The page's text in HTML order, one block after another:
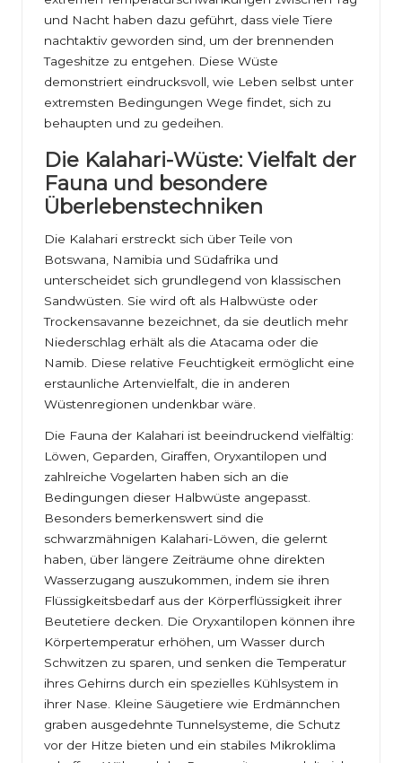
und Nacht haben dazu geführt, dass viele Tiere
nachtaktiv geworden sind, um der brennenden
Tageshitze zu entgehen. Diese Wüste
demonstriert eindrucksvoll, wie Leben selbst unter
extremsten Bedingungen Wege findet, sich zu
behaupten und zu gedeihen.
Die Kalahari-Wüste: Vielfalt der
Fauna und besondere
Überlebenstechniken
Die Kalahari erstreckt sich über Teile von
Botswana, Namibia und Südafrika und
unterscheidet sich grundlegend von klassischen
Sandwüsten. Sie wird oft als Halbwüste oder
Trockensavanne bezeichnet, da sie deutlich mehr
Niederschlag erhält als die Atacama oder die
Namib. Diese relative Feuchtigkeit ermöglicht eine
erstaunliche Artenvielfalt, die in anderen
Wüstenregionen undenkbar wäre.
Die Fauna der Kalahari ist beeindruckend vielfältig:
Löwen, Geparden, Giraffen, Oryxantilopen und
zahlreiche Vogelarten haben sich an die
Bedingungen dieser Halbwüste angepasst.
Besonders bemerkenswert sind die
schwarzmähnigen Kalahari-Löwen, die gelernt
haben, über längere Zeiträume ohne direkten
Wasserzugang auszukommen, indem sie ihren
Flüssigkeitsbedarf aus der Körperflüssigkeit ihrer
Beutetiere decken. Die Oryxantilopen können ihre
Körpertemperatur erhöhen, um Wasser durch
Schwitzen zu sparen, und senken die Temperatur
ihres Gehirns durch ein spezielles Kühlsystem in
ihrer Nase. Kleine Säugetiere wie Erdmännchen
graben ausgedehnte Tunnelsysteme, die Schutz
vor der Hitze bieten und ein stabiles Mikroklima